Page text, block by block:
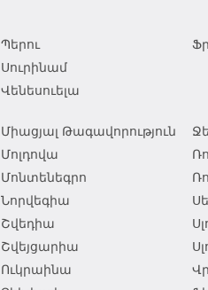
Պերու
Սուրինամ
Վենեսուելա
Միացյալ Թագավորություն
Մոլդովա
Մոնտենեգրո
Նորվեգիա
Շվեդիա
Շվեյցարիա
Ուկրաինա